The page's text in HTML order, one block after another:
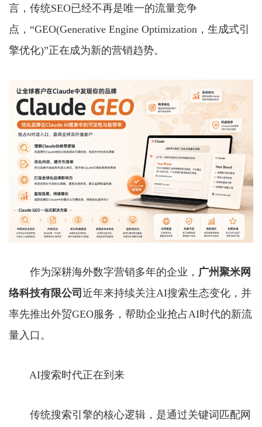
言，传统SEO已经不再是唯一的流量竞争
点，“GEO(Generative Engine Optimization，生成式引
擎优化)”正在成为新的营销趋势。
作为深耕海外数字营销多年的企业， 广州聚米网
络科技有限公司 近年来持续关注AI搜索生态变化，并
率先推出外贸GEO服务，帮助企业抢占AI时代的新流
量入口。
AI搜索时代正在到来
传统搜索引擎的核心逻辑，是通过关键词匹配网